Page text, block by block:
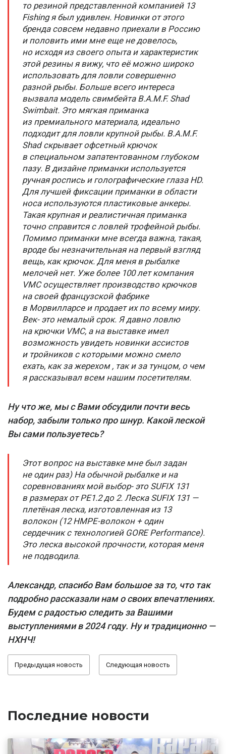
то резиной представленной компанией 13
Fishing я был удивлен. Новинки от этого
бренда совсем недавно приехали в Россию
и половить ими мне еще не довелось,
но исходя из своего опыта и характеристик
этой резины я вижу, что её можно широко
использовать для ловли совершенно
разной рыбы. Больше всего интереса
вызвала модель свимбейта B.A.M.F. Shad
Swimbait. Это мягкая приманка
из премиального материала, идеально
подходит для ловли крупной рыбы. B.A.M.F.
Shad скрывает офсетный крючок
в специальном запатентованном глубоком
пазу. В дизайне приманки используется
ручная роспись и голографические глаза HD.
Для лучшей фиксации приманки в области
носа используются пластиковые анкеры.
Такая крупная и реалистичная приманка
точно справится с ловлей трофейной рыбы.
Помимо приманки мне всегда важна, такая,
вроде бы незначительная на первый взгляд
вещь, как крючок. Для меня в рыбалке
мелочей нет. Уже более 100 лет компания
VMC осуществляет производство крючков
на своей французской фабрике
в Морвилларсе и продает их по всему миру.
Век- это немалый срок. Я давно ловлю
на крючки VMC, а на выставке имел
возможность увидеть новинки ассистов
и тройников с которыми можно смело
ехать, как за жерехом , так и за тунцом, о чем
я рассказывал всем нашим посетителям.
Ну что же, мы с Вами обсудили почти весь
набор, забыли только про шнур. Какой леской
Вы сами пользуетесь?
Этот вопрос на выставке мне был задан
не один раз) На обычной рыбалке и на
соревнованиях мой выбор- это SUFIX 131
в размерах от PE1.2 до 2. Леска SUFIX 131 —
плетёная леска, изготовленная из 13
волокон (12 HMPE-волокон + один
сердечник с технологией GORE Performance).
Это леска высокой прочности, которая меня
не подводила.
Александр, спасибо Вам большое за то, что так
подробно рассказали нам о своих впечатлениях.
Будем с радостью следить за Вашими
выступлениями в 2024 году. Ну и традиционно —
НХНЧ!
Предыдущая новость Следующая новость
Последние новости